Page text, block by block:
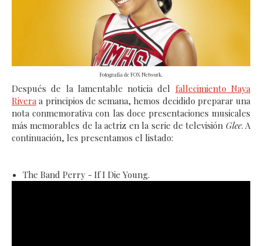
Fotografía de FOX Network.
Después de la lamentable noticia del fallecimiento Naya
Riveraa principios de semana, hemos decidido preparar una
nota conmemorativa con las doce presentaciones musicales
más memorables de la actriz en la serie de televisión Glee. A
continuación, les presentamos el listado:
The Band Perry - If I Die Young.